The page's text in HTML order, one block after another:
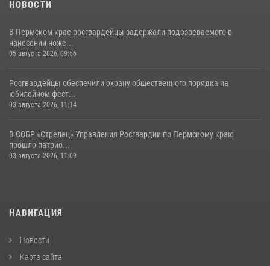
НОВОСТИ
В Пермском крае росгвардейцы задержали подозреваемого в
нанесении ноже...
05 августа 2026, 09:56
Росгвардейцы обеспечили охрану общественного порядка на
юбилейном фест...
03 августа 2026, 11:14
В СОБР «Стрелец» Управления Росгвардии по Пермскому краю
прошло патрио...
03 августа 2026, 11:09
НАВИГАЦИЯ
Новости
Карта сайта